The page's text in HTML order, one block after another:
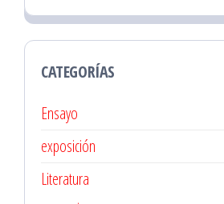
CATEGORÍAS
Ensayo
exposición
Literatura